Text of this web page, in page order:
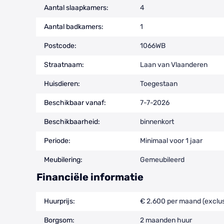
Aantal slaapkamers: 4
Aantal badkamers: 1
Postcode: 1066WB
Straatnaam: Laan van Vlaanderen
Huisdieren: Toegestaan
Beschikbaar vanaf: 7-7-2026
Beschikbaarheid: binnenkort
Periode: Minimaal voor 1 jaar
Meubilering: Gemeubileerd
Financiële informatie
Huurprijs: € 2.600 per maand
Borgsom: 2 maanden huur